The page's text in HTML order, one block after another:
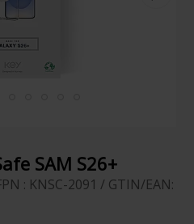
SAM S26+
: KNSC-2091 / GTIN/EAN: